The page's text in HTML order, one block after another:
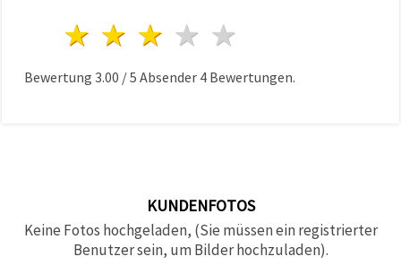
4 Sterne
3 Sterne
2 Sterne
1 Stern
Bewertung 3.00 /5 Absender 4 Bewertungen.
KUNDENFOTOS
Keine Fotos hochgeladen, (Sie müssen ein registrierter
Benutzer sein, um Bilder hochzuladen).